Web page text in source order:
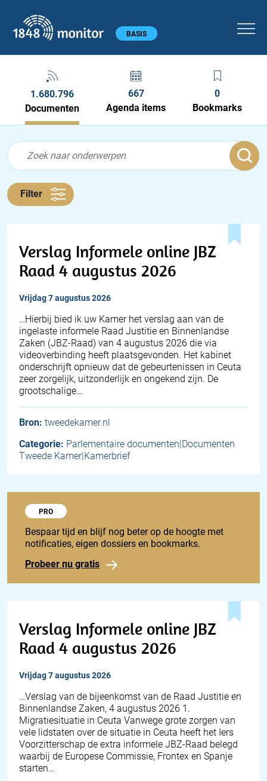
Hoofdmenu BASIS
1.680.796
Documenten
667
Agenda items
0
Bookmarks
Documenten feed
Feed
Filter
Verslag Informele online JBZ
Raad 4 augustus 2026
vrijdag 7 augustus 2026
… Hierbij bied ik uw Kamer het verslag aan van de
ingelaste informele Raad Justitie en Binnenlandse
Zaken (JBZ-Raad) van 4 augustus 2026 die via
videoverbinding heeft plaatsgevonden. Het kabinet
onderschrijft opnieuw dat de gebeurtenissen in Ceuta
zeer zorgelijk, uitzonderlijk en ongekend zijn. De
grootschalige…
Bron: tweedekamer.nl
Categorie: Parlementaire documenten|Documenten
Tweede Kamer|Kamerbrief
Probeer 1848 Pro
PRO
Bespaar tijd en blijf nog beter op de hoogte met
notificaties, eigen dossiers en bookmarks.
Probeer nu gratis
Verslag Informele online JBZ
Raad 4 augustus 2026
vrijdag 7 augustus 2026
… Verslag van de bijeenkomst van de Raad Justitie en
Binnenlandse Zaken, 4 augustus 2026 1.
Migratiesituatie in Ceuta Vanwege grote zorgen van
vele lidstaten over de situatie in Ceuta heeft het Iers
Voorzitterschap de extra informele JBZ-Raad belegd
waarbij de Europese Commissie, Frontex en Spanje
starten…